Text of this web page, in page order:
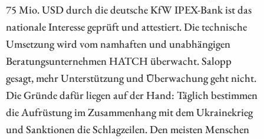
75 Mio. USD durch die deutsche KfW IPEX-Bank ist das
nationale Interesse geprüft und attestiert. Die technische
Umsetzung wird vom namhaften und unabhängigen
Beratungsunternehmen HATCH überwacht. Salopp
gesagt, mehr Unterstützung und Überwachung geht nicht.
Die Gründe dafür liegen auf der Hand: Täglich bestimmen
die Aufrüstung im Zusammenhang mit dem Ukrainekrieg
und Sanktionen die Schlagzeilen. Den meisten Menschen